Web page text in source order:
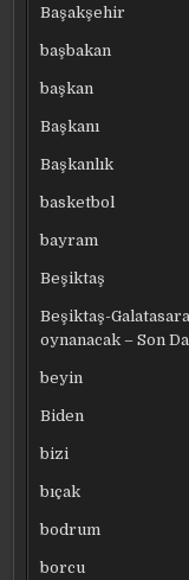
Başakşehir
başbakan
başkan
Başkanı
Başkanlık
basketbol
bayram
Beşiktaş
Beşiktaş-
oynanacak – Son
beyin
Biden
bizi
bıçak
bodrum
borcu